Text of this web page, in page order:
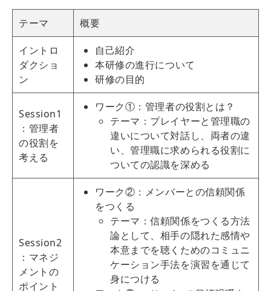
テーマ 概要
イントロ
ダクショ
ン
自己紹介
本研修の進行について
研修の目的
Session1
：管理者
の役割を
考える
ワーク①：管理者の役割とは？
テーマ：プレイヤーと管理職の
違いについて対話し、両者の違
い、管理職に求められる役割に
ついての認識を深める
Session2
：マネジ
メントの
ポイント
ワーク②：メンバーとの信頼関係
をつくる
テーマ：信頼関係をつくる方法
論として、相手の隠れた感情や
本意までを聴くためのコミュニ
ケーション手法を演習を通じて
身につける